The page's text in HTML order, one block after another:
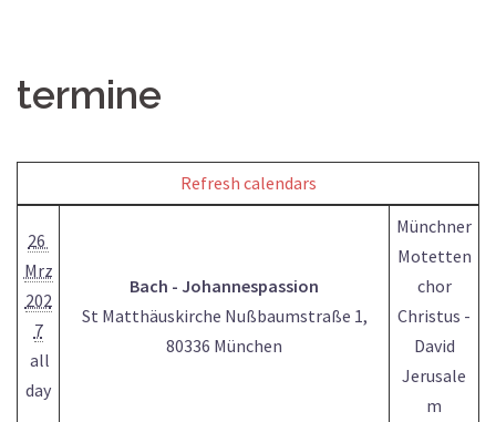
termine
Refresh calendars
26
Mrz
202
7
all
day
Bach - Johannespassion
St Matthäuskirche Nußbaumstraße 1,
80336 München
Münchner
Motetten
chor
Christus -
David
Jerusale
m